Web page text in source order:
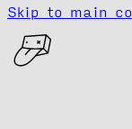
Skip to main